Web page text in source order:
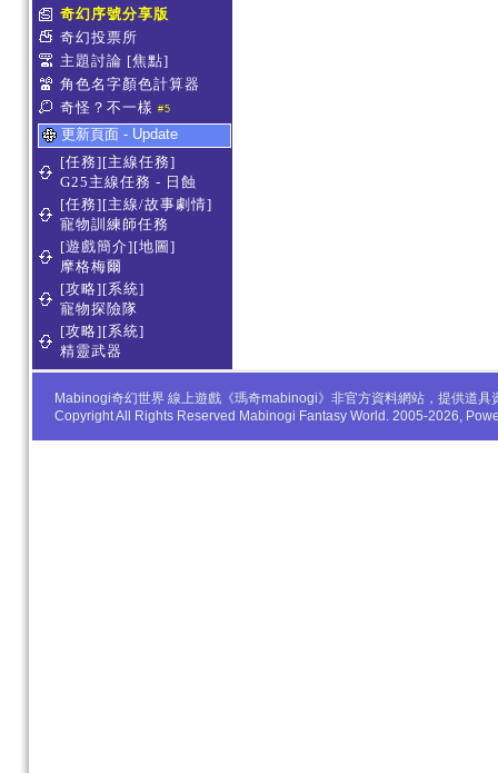
奇幻序號分享版
奇幻投票所
主題討論 [焦點]
角色名字顏色計算器
奇怪？不一樣 #5
更新頁面 - Update
[任務][主線任務]
G25主線任務 - 日蝕
[任務][主線/故事劇情]
寵物訓練師任務
[遊戲簡介][地圖]
摩格梅爾
[攻略][系統]
寵物探險隊
[攻略][系統]
精靈武器
Mabinogi奇幻世界 線上遊戲《瑪奇mabinogi》非官方資料網站，提供道
Copyright All Rights Reserved Mabinogi Fantasy World. 2005-2026,